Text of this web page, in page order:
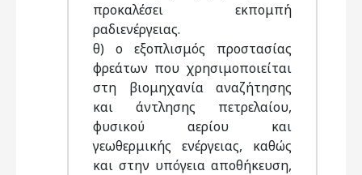
προκαλέσει εκπομπή
ραδιενέργειας.
θ) ο εξοπλισμός προστασίας
φρεάτων που χρησιμοποιείται
στη βιομηχανία αναζήτησης
και άντλησης πετρελαίου,
φυσικού αερίου και
γεωθερμικής ενέργειας, καθώς
και στην υπόγεια αποθήκευση,